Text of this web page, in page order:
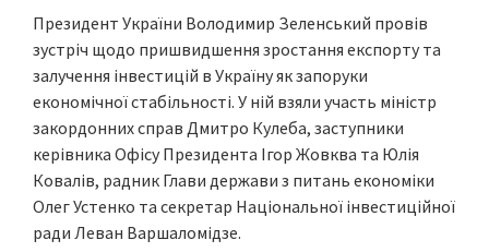
Президент України Володимир Зеленський провів
зустріч щодо пришвидшення зростання експорту та
залучення інвестицій в Україну як запоруки
економічної стабільності. У ній взяли участь міністр
закордонних справ Дмитро Кулеба, заступники
керівника Офісу Президента Ігор Жовква та Юлія
Ковалів, радник Глави держави з питань економіки
Олег Устенко та секретар Національної інвестиційної
ради Леван Варшаломідзе.